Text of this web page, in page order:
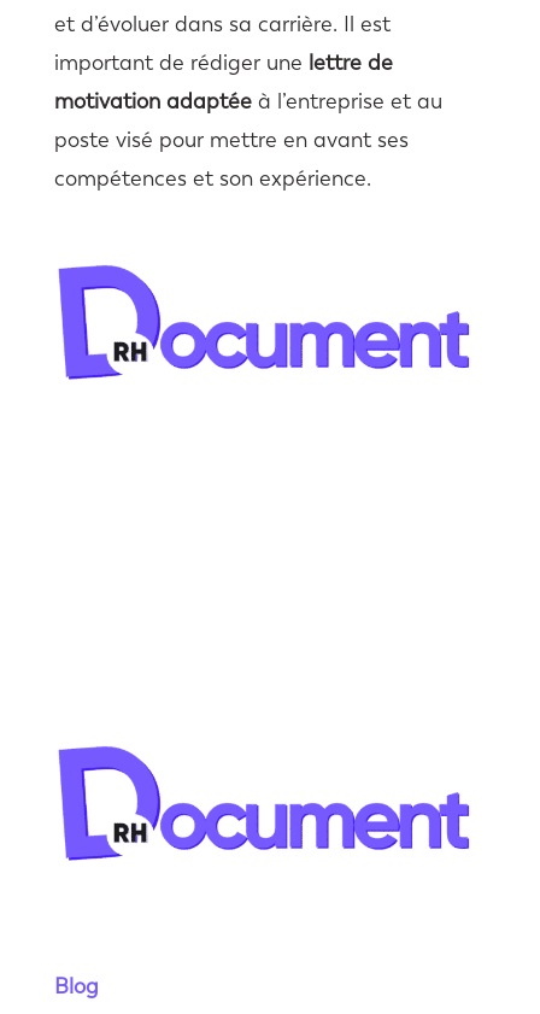
et d’évoluer dans sa carrière. Il est
important de rédiger une lettre de
motivation adaptéeà l’entreprise et au
poste visé pour mettre en avant ses
compétences et son expérience.
Blog